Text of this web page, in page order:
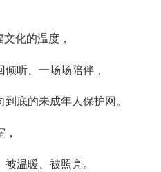
化的温度，
听、一场场陪伴，
底的未成年人保护网。
温暖、被照亮。